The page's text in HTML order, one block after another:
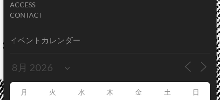
ACCESS
CONTACT
イベントカレンダー
月 火 水 木 金 土 日